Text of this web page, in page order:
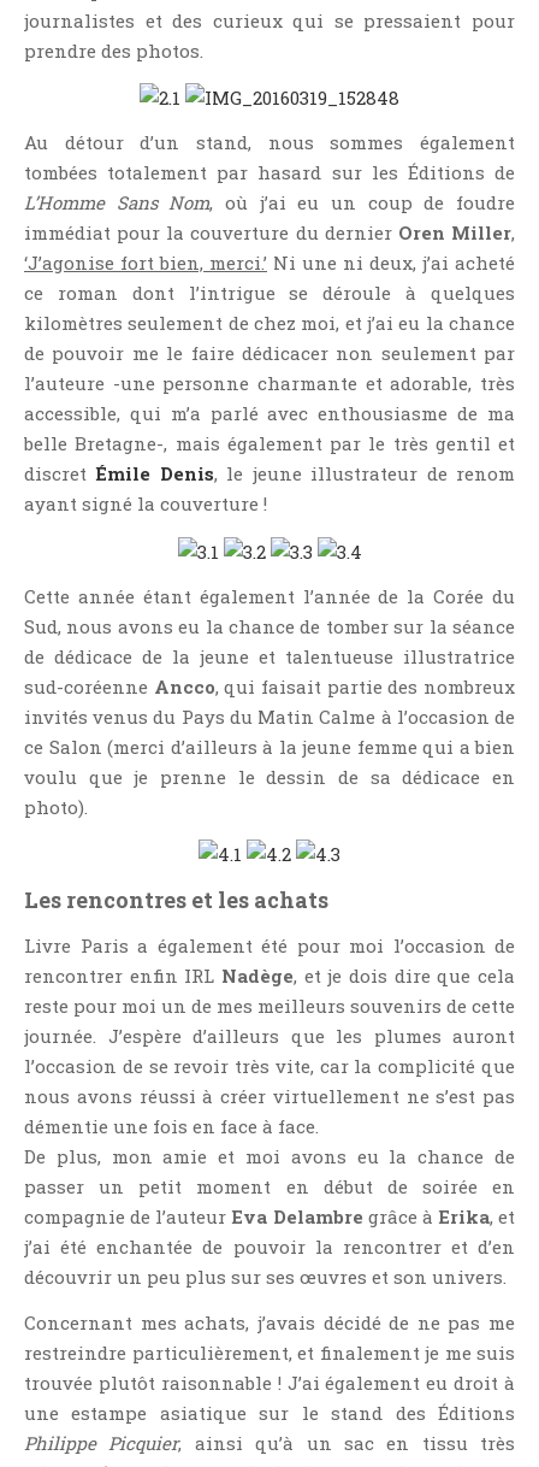
journalistes et des curieux qui se pressaient pour
prendre des photos.
Au détour d’un stand, nous sommes également
tombées totalement par hasard sur les Éditions de
L’Homme Sans Nom, où j’ai eu un coup de foudre
immédiat pour la couverture du dernier Oren Miller,
‘J’agonise fort bien, merci.’ Ni une ni deux, j’ai acheté
ce roman dont l’intrigue se déroule à quelques
kilomètres seulement de chez moi, et j’ai eu la chance
de pouvoir me le faire dédicacer non seulement par
l’auteure -une personne charmante et adorable, très
accessible, qui m’a parlé avec enthousiasme de ma
belle Bretagne-, mais également par le très gentil et
discretÉmile Denis, le jeune illustrateur de renom
ayant signé la couverture !
Cette année étant également l’année de la Corée du
Sud, nous avons eu la chance de tomber sur la séance
de dédicace de la jeune et talentueuse illustratrice
sud-coréenne Ancco, qui faisait partie des nombreux
invités venus du Pays du Matin Calme à l’occasion de
ce Salon (merci d’ailleurs à la jeune femme qui a bien
voulu que je prenne le dessin de sa dédicace en
photo).
Les rencontres et les achats
Livre Paris a également été pour moi l’occasion de
rencontrer enfin IRL Nadège, et je dois dire que cela
reste pour moi un de mes meilleurs souvenirs de cette
journée. J’espère d’ailleurs que les plumes auront
l’occasion de se revoir très vite, car la complicité que
nous avons réussi à créer virtuellement ne s’est pas
démentie une fois en face à face.
De plus, mon amie et moi avons eu la chance de
passer un petit moment en début de soirée en
compagnie de l’auteur Eva Delambre grâce à Erika, et
j’ai été enchantée de pouvoir la rencontrer et d’en
découvrir un peu plus sur ses œuvres et son univers.
Concernant mes achats, j’avais décidé de ne pas me
restreindre particulièrement, et finalement je me suis
trouvée plutôt raisonnable ! J’ai également eu droit à
une estampe asiatique sur le stand des Éditions
Philippe Picquier, ainsi qu’à un sac en tissu très